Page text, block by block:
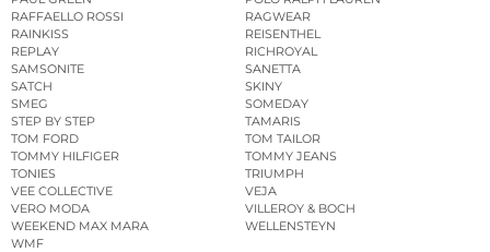
RAFFAELLO ROSSI
RAGWEAR
RAINKISS
REISENTHEL
REPLAY
RICHROYAL
SAMSONITE
SANETTA
SATCH
SKINY
SMEG
SOMEDAY
STEP BY STEP
TAMARIS
TOM FORD
TOM TAILOR
TOMMY HILFIGER
TOMMY JEANS
TONIES
TRIUMPH
VEE COLLECTIVE
VEJA
VERO MODA
VILLEROY & BOCH
WEEKEND MAX MARA
WELLENSTEYN
WMF